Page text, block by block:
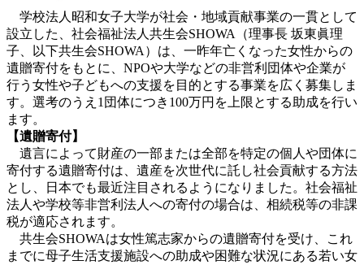
学校法人昭和女子大学が社会・地域貢献事業の一貫として
設立した、社会福祉法人共生会SHOWA（理事長 坂東眞理
子、以下共生会SHOWA）は、一昨年亡くなった女性からの
遺贈寄付をもとに、NPOや大学などの非営利団体や企業が
行う女性や子どもへの支援を目的とする事業を広く募集しま
す。選考のうえ1団体につき100万円を上限とする助成を行い
ます。
【遺贈寄付】
遺言によって財産の一部または全部を特定の個人や団体に
寄付する遺贈寄付は、遺産を次世代に託し社会貢献する方法
とし、日本でも最近注目されるようになりました。社会福祉
法人や学校等非営利法人への寄付の場合は、相続税等の非課
税が適応されます。
共生会SHOWAは女性篤志家からの遺贈寄付を受け、これ
までに母子生活支援施設への助成や困難な状況にある若い女